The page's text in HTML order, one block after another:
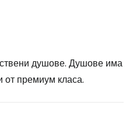
душове. Душове има
от премиум класа.